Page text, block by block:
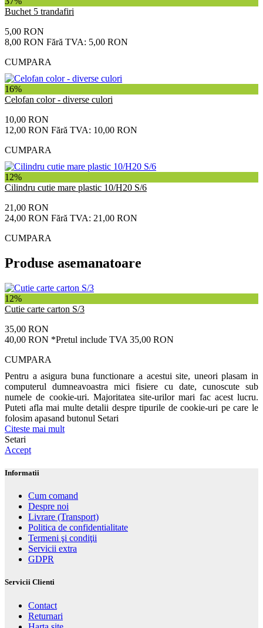
Buchet 5 trandafiri
5,00 RON
8,00 RON Fără TVA: 5,00 RON
CUMPARA
16%
Celofan color - diverse culori
10,00 RON
12,00 RON Fără TVA: 10,00 RON
CUMPARA
12%
Cilindru cutie mare plastic 10/H20 S/6
21,00 RON
24,00 RON Fără TVA: 21,00 RON
CUMPARA
Produse asemanatoare
12%
Cutie carte carton S/3
35,00 RON
40,00 RON *Pretul include TVA 35,00 RON
CUMPARA
Pentru a asigura buna functionare a acestui site, uneori plasam in
computerul dumneavoastra mici fisiere cu date, cunoscute sub
numele de cookie-uri. Majoritatea site-urilor mari fac acest lucru.
Puteti afla mai multe detalii despre tipurile de cookie-uri pe care le
folosim apasand butonul Setari
Citeste mai mult
Setari
Accept
Informatii
Cum comand
Despre noi
Livrare (Transport)
Politica de confidentialitate
Termeni şi condiţii
Servicii extra
GDPR
Servicii Clienti
Contact
Returnari